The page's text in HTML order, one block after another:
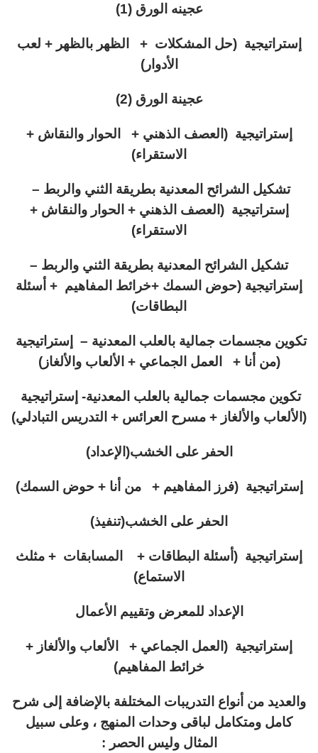
عجينه الورق (1)
إستراتيجية (حل المشكلات + الظهر بالظهر + لعب
الأدوار)
عجينة الورق (2)
إستراتيجية (العصف الذهني + الحوار والنقاش +
الاستقراء)
تشكيل الشرائح المعدنية بطريقة الثني والربط –
إستراتيجية (العصف الذهني + الحوار والنقاش +
الاستقراء)
تشكيل الشرائح المعدنية بطريقة الثني والربط –
إستراتيجية (حوض السمك +خرائط المفاهيم + أسئلة
البطاقات)
تكوين مجسمات جمالية بالعلب المعدنية –
إستراتيجية
(من أنا + العمل الجماعي + الألعاب والألغاز)
تكوين مجسمات جمالية بالعلب المعدنية- إستراتيجية
(الألعاب والألغاز + مسرح العرائس + التدريس التبادلي)
الحفر على الخشب(الإعداد)
إستراتيجية (فرز المفاهيم + من أنا + حوض السمك)
الحفر على الخشب(تنفيذ)
إستراتيجية (أسئلة البطاقات + المسابقات + مثلث
الاستماع)
الإعداد للمعرض وتقييم الأعمال
إستراتيجية (العمل الجماعي + الألعاب والألغاز +
خرائط المفاهيم)
والعديد من أنواع التدريبات المختلفة بالإضافة إلى شرح
كامل ومتكامل لباقى وحدات المنهج ، وعلى سبيل
المثال وليس الحصر :